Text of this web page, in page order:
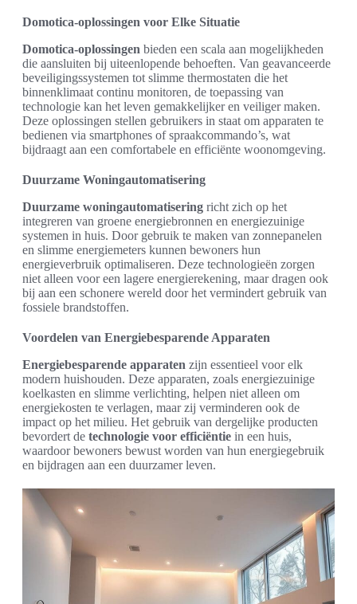
Domotica-oplossingen voor Elke Situatie
Domotica-oplossingen bieden een scala aan mogelijkheden
die aansluiten bij uiteenlopende behoeften. Van geavanceerde
beveiligingssystemen tot slimme thermostaten die het
binnenklimaat continu monitoren, de toepassing van
technologie kan het leven gemakkelijker en veiliger maken.
Deze oplossingen stellen gebruikers in staat om apparaten te
bedienen via smartphones of spraakcommando’s, wat
bijdraagt aan een comfortabele en efficiënte woonomgeving.
Duurzame Woningautomatisering
Duurzame woningautomatisering richt zich op het
integreren van groene energiebronnen en energiezuinige
systemen in huis. Door gebruik te maken van zonnepanelen
en slimme energiemeters kunnen bewoners hun
energieverbruik optimaliseren. Deze technologieën zorgen
niet alleen voor een lagere energierekening, maar dragen ook
bij aan een schonere wereld door het vermindert gebruik van
fossiele brandstoffen.
Voordelen van Energiebesparende Apparaten
Energiebesparende apparaten zijn essentieel voor elk
modern huishouden. Deze apparaten, zoals energiezuinige
koelkasten en slimme verlichting, helpen niet alleen om
energiekosten te verlagen, maar zij verminderen ook de
impact op het milieu. Het gebruik van dergelijke producten
bevordert de technologie voor efficiëntie in een huis,
waardoor bewoners bewust worden van hun energiegebruik
en bijdragen aan een duurzamer leven.